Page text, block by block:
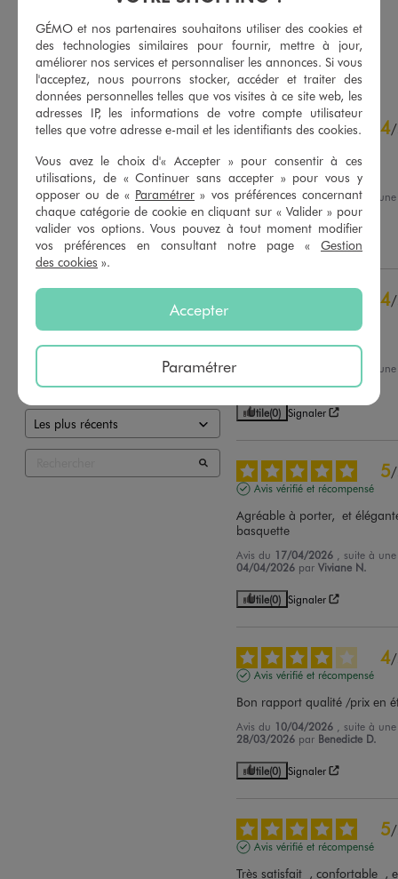
AJOUTER AU PANIER
5/5 de moyenne
AJOUTER AU PANIER
4.7/5
Basé sur50 avis soumis à un
contrôle
Voir tous les avis sur ce site
0
4/
Bon produit
Avis du16/07/2026 , suite à
03/07/2026 parSandra L.
Utile(0) Signaler
4/
R.A.S
, suite à
Stephane H.
Utile(0) Signaler
5/
Avis vérifié et récompensé
Agréable à porter,  et
basquette
Avis du 17/04/2026
, suite à
04/04/2026 parViviane N.
Utile(0) Signaler
4/
Avis vérifié et récompensé
Bon rapport qualité /prix en
Avis du 10/04/2026
, suite à
28/03/2026 par Benedicte D.
Utile(0) Signaler
5/
Avis vérifié et récompensé
Très satisfait  , confortable  ,
GÉMO et nos partenaires souhaitons utiliser des cookies et
des technologies similaires pour fournir, mettre à jour,
améliorer nos services et personnaliser les annonces. Si vous
l'acceptez, nous pourrons stocker, accéder et traiter des
données personnelles telles que vos visites à ce site web, les
adresses IP, les informations de votre compte utilisateur
telles que votre adresse e-mail et les identifiants des cookies.
Vous avez le choix d'« Accepter » pour consentir à ces
utilisations, de « Continuer sans accepter » pour vous y
opposer ou de « Paramétrer » vos préférences concernant
chaque catégorie de cookie en cliquant sur « Valider » pour
valider vos options. Vous pouvez à tout moment modifier
vos préférences en consultant notre page « Gestion
des cookies ».
Accepter
Paramétrer